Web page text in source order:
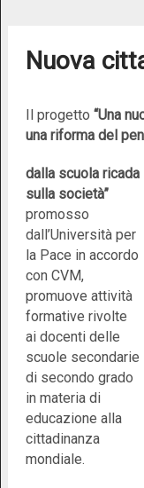
Nuova
Il progetto “Una
una riforma del
dalla scuola ricada
sulla società”
promosso
dall’Università per
la Pace in accordo
con CVM,
promuove attività
formative rivolte
ai docenti delle
scuole secondarie
di secondo grado
in materia di
educazione alla
cittadinanza
mondiale.